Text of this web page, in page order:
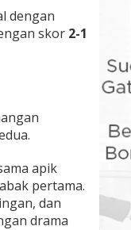
dengan
skor 2-1
apik
pertama.
dan
drama